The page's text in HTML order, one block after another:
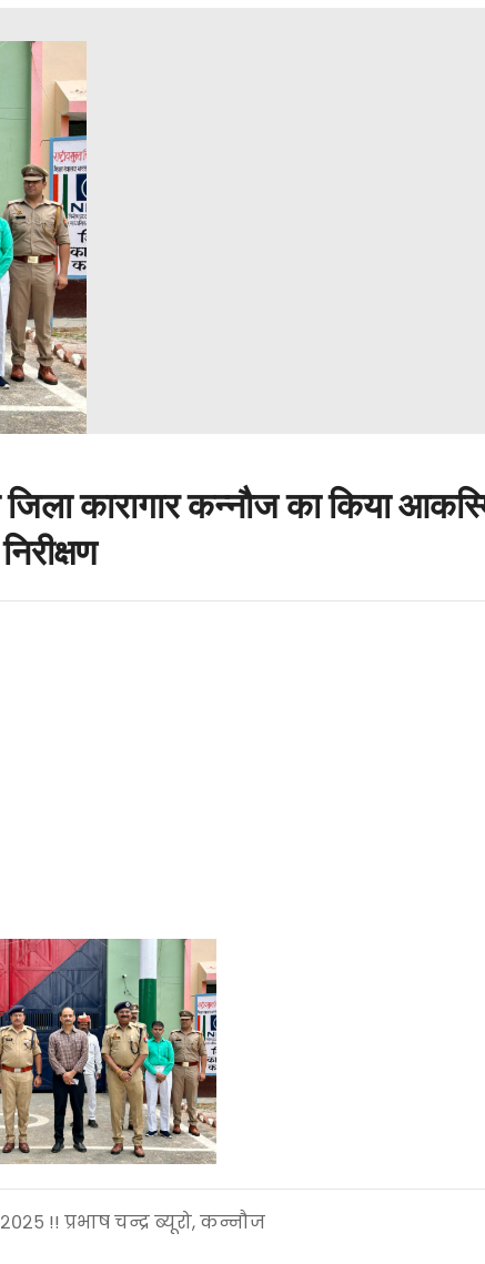
कारागार कन्नौज का किया
निरीक्षण
!! प्रभाष चन्द्र ब्यूरो, कन्नौज